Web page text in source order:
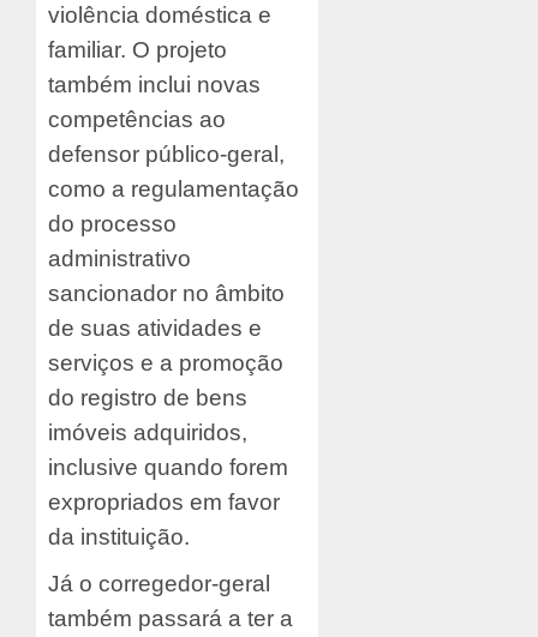
violência doméstica e
familiar. O projeto
também inclui novas
competências ao
defensor público-geral,
como a regulamentação
do processo
administrativo
sancionador no âmbito
de suas atividades e
serviços e a promoção
do registro de bens
imóveis adquiridos,
inclusive quando forem
expropriados em favor
da instituição.
Já o corregedor-geral
também passará a ter a